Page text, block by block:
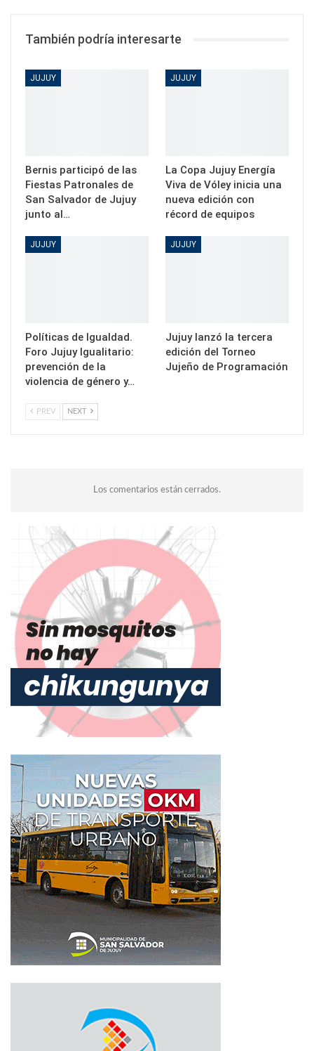
También podría interesarte
JUJUY
Bernis participó de las
Fiestas Patronales de
San Salvador de Jujuy
junto al…
JUJUY
La Copa Jujuy Energía
Viva de Vóley inicia una
nueva edición con
récord de equipos
JUJUY
Políticas de Igualdad.
Foro Jujuy Igualitario:
prevención de la
violencia de género y…
JUJUY
Jujuy lanzó la tercera
edición del Torneo
Jujeño de Programación
PREV NEXT
Los comentarios están cerrados.